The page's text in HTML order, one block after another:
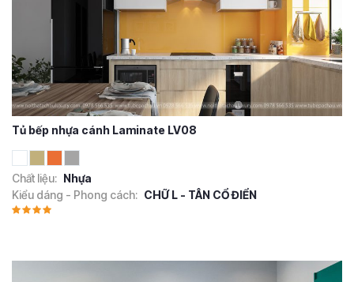
Tủ bếp nhựa cánh Laminate LV08
Chất liệu: Nhựa
Kiểu dáng - Phong cách: CHỮ L - TÂN CỔ ĐIỂN